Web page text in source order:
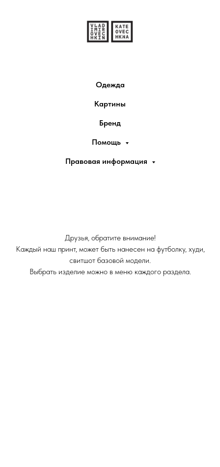
Одежда
Картины
Бренд
Помощь
Правовая информация
Друзья, обратите внимание!
Каждый наш принт, может быть нанесен на футболку, худи,
свитшот базовой модели.
Выбрать изделие можно в меню каждого раздела.